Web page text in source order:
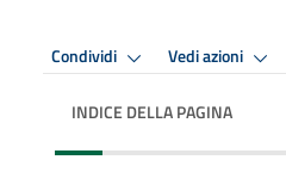
Condividi Vedi azioni
INDICE DELLA PAGINA